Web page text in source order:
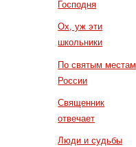
Господня
Ох, уж эти
школьники
По святым местам
России
Священник
отвечает
Люди и судьбы